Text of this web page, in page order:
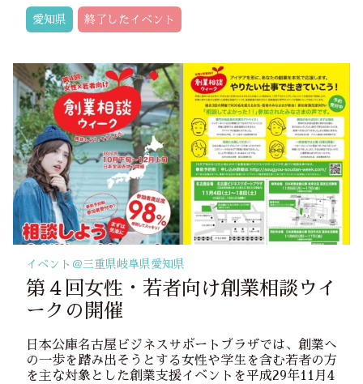
愛知県 終了したイベント
イベント＠ 三重県岐阜県愛知県
第４回女性・若者向け創業相談ウイ
ークの開催
日本公庫名古屋ビジネスサポートプラザでは、創業へ
の一歩を踏み出そうとする女性や学生を含む若者の方
を主な対象とした創業支援イベントを平成29年11月4